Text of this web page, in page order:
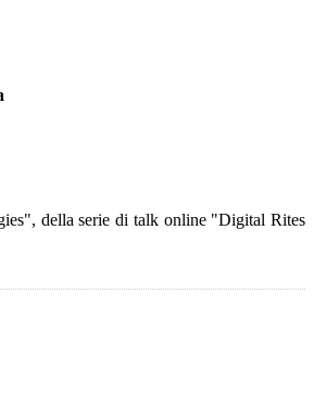
della serie di talk online "Digital Rites